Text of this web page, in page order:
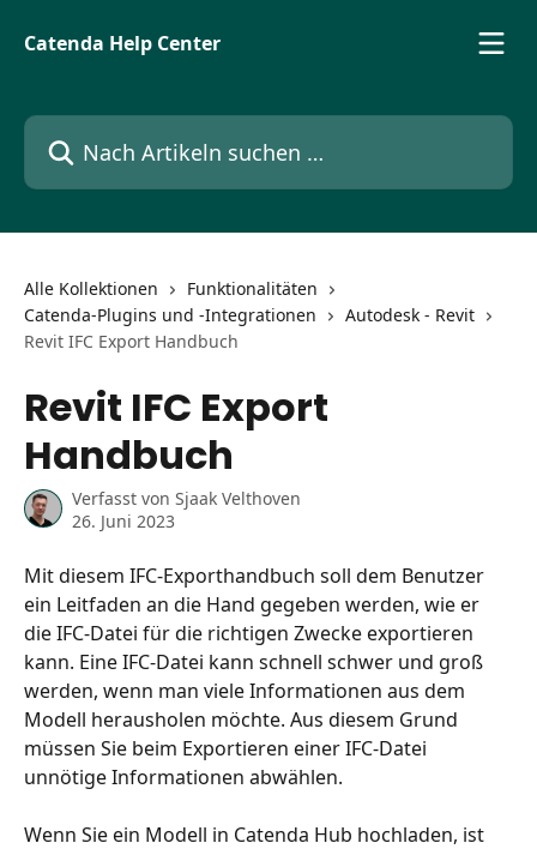
Catenda Help Center
Nach Artikeln suchen …
Alle Kollektionen
Funktionalitäten
Catenda-Plugins und -Integrationen
Autodesk - Revit
Revit IFC Export Handbuch
Revit IFC Export
Handbuch
Verfasst von Sjaak Velthoven
26. Juni 2023
Mit diesem IFC-Exporthandbuch soll dem Benutzer
ein Leitfaden an die Hand gegeben werden, wie er
die IFC-Datei für die richtigen Zwecke exportieren
kann. Eine IFC-Datei kann schnell schwer und groß
werden, wenn man viele Informationen aus dem
Modell herausholen möchte. Aus diesem Grund
müssen Sie beim Exportieren einer IFC-Datei
unnötige Informationen abwählen.
Wenn Sie ein Modell in Catenda Hub hochladen, ist